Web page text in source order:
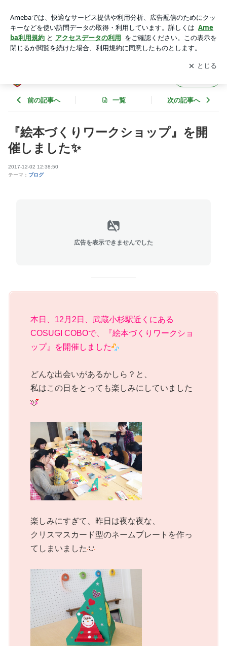
日々
アプリをダウンロードして ブログの更新通知
を受け取りまし
ょう。
開く
前の記事へ 一覧 次の記事へ
『絵本づくりワークショップ』を開
催しました✨
2017-12-02 12:38:50
テーマ： ブログ
広告を表示できませんでした
本日、12月2日、武蔵小杉駅近くにある
COSUGI COBOで、『絵本づくりワークショ
ップ』を開催しました
どんな出会いがあるかしら？と、
私はこの日をとっても楽しみにしていました
楽しみにすぎて、昨日は夜な夜な、
クリスマスカード型のネームプレートを作っ
てしまいました